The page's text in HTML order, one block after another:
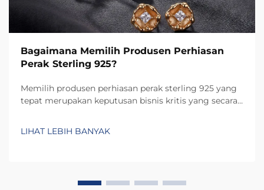
Bagaimana Memilih Produsen Perhiasan
Perak Sterling 925?
Memilih produsen perhiasan perak sterling 925 yang
tepat merupakan keputusan bisnis kritis yang secara
menentukan tidak hanya tingkat kerajinan dan
LIHAT LEBIH BANYAK